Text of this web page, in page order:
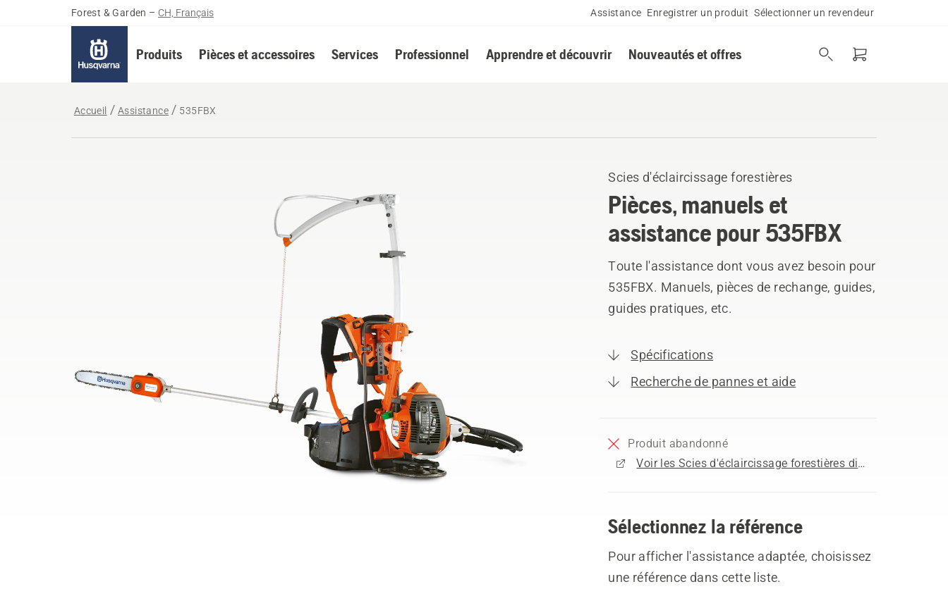
Forest & Garden – CH, Français Assistance Enregistrer un produit Sélectionner un revendeur
Produits Pièces et accessoires Services Professionnel Apprendre et découvrir Nouveautés et offres
Accueil Assistance 535FBX
Scies d'éclaircissage forestières
Pièces, manuels et
assistance pour 535FBX
Toute l'assistance dont vous avez besoin pour
535FBX. Manuels, pièces de rechange, guides,
guides pratiques, etc.
Spécifications
Recherche de pannes et aide
Produit abandonné
Voir les Scies d'éclaircissage forestières disponibles à l'achat
Sélectionnez la référence
Pour afficher l'assistance adaptée, choisissez
une référence dans cette liste.